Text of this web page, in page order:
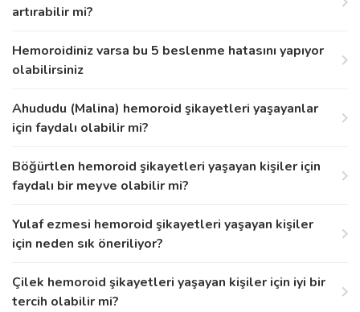
artırabilir mi?
Hemoroidiniz varsa bu 5 beslenme hatasını yapıyor
olabilirsiniz
Ahududu (Malina) hemoroid şikayetleri yaşayanlar
için faydalı olabilir mi?
Böğürtlen hemoroid şikayetleri yaşayan kişiler için
faydalı bir meyve olabilir mi?
Yulaf ezmesi hemoroid şikayetleri yaşayan kişiler
için neden sık öneriliyor?
Çilek hemoroid şikayetleri yaşayan kişiler için iyi bir
tercih olabilir mi?